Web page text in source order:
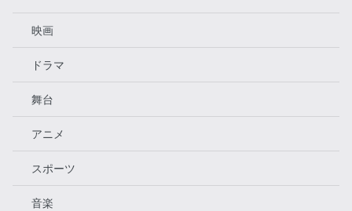
映画
ドラマ
舞台
アニメ
スポーツ
音楽